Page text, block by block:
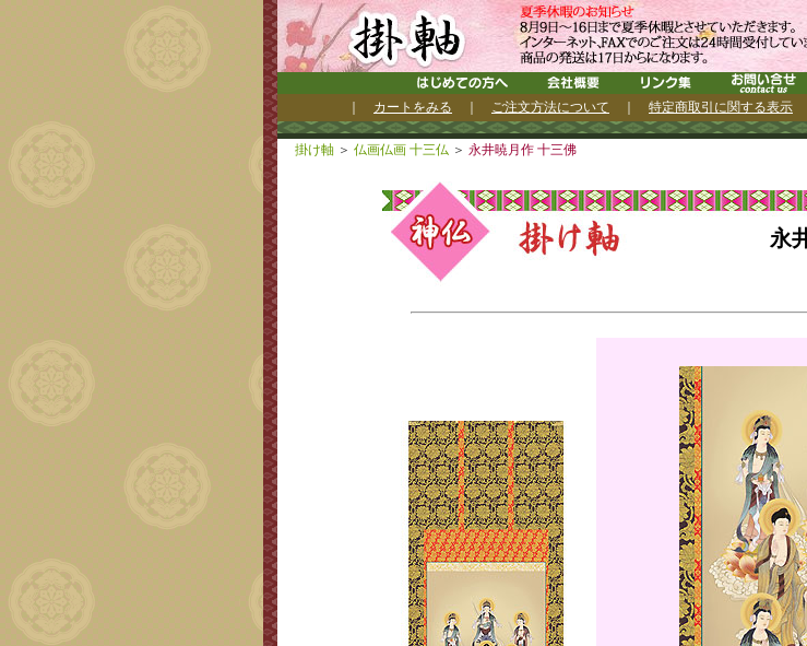
カートをみる ご注文方法について 特定商取引に関する表示
掛け軸 ＞ 仏画仏画 十三仏 ＞ 永井暁月作 十三佛
永